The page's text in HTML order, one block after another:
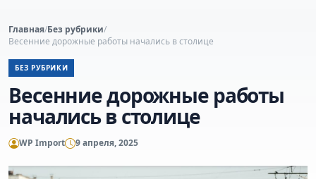
Главная/Без рубрики/
Весенние дорожные работы начались в столице
БЕЗ РУБРИКИ
Весенние дорожные работы
начались в столице
WP Import 9 апреля, 2025